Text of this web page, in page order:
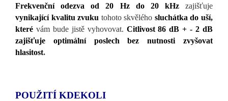
Frekvenční odezva od 20 Hz do 20 kHz zajišťuje
vynikající kvalitu zvuku tohoto skvělého sluchátka do uší,
které vám bude jistě vyhovovat. Citlivost 86 dB + - 2 dB
zajišťuje optimální poslech bez nutnosti zvyšovat
hlasitost.
POUŽITÍ KDEKOLI